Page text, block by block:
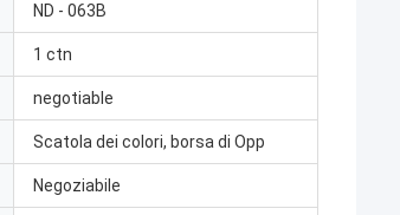
ND - 063B
1 ctn
negotiable
Scatola dei colori, borsa di Opp
Negoziabile